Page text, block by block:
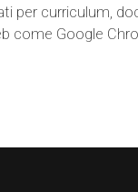
per curriculum,
come Google